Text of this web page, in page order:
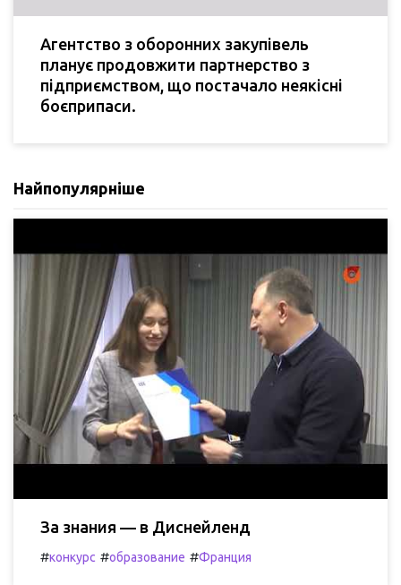
Агентство з оборонних закупівель
планує продовжити партнерство з
підприємством, що постачало неякісні
боєприпаси.
Найпопулярніше
За знания — в Диснейленд
#конкурс #образование #Франция